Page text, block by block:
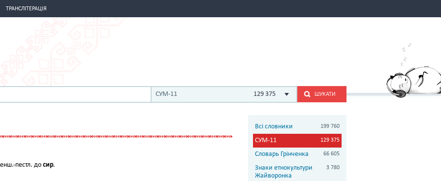
ТРАНСЛІТЕРАЦІЯ
СУМ-11 129 375 ШУКАТИ
пестл. до сир.
Всі словники 199 760
СУМ-11 129 375
Словарь Грінченка 66 605
Знаки етнокультури
Жайворонка
3 780